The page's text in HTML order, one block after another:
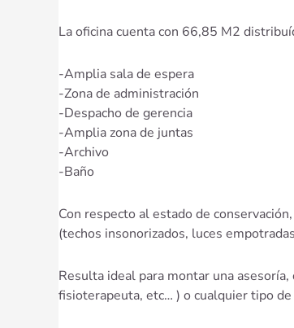
La oficina cuenta con 66,85 M2
-Amplia sala de espera
-Zona de administración
-Despacho de gerencia
-Amplia zona de juntas
-Archivo
-Baño
Con respecto al estado de
(techos insonorizados, luces
Resulta ideal para montar una
fisioterapeuta, etc… ) o cualquier tipo